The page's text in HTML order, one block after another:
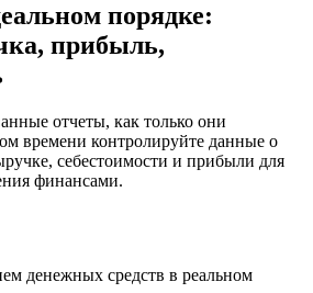
порядке:
прибыль,
отчеты, как только они
времени контролируйте данные о
себестоимости и прибыли для
финансами.
денежных средств в реальном